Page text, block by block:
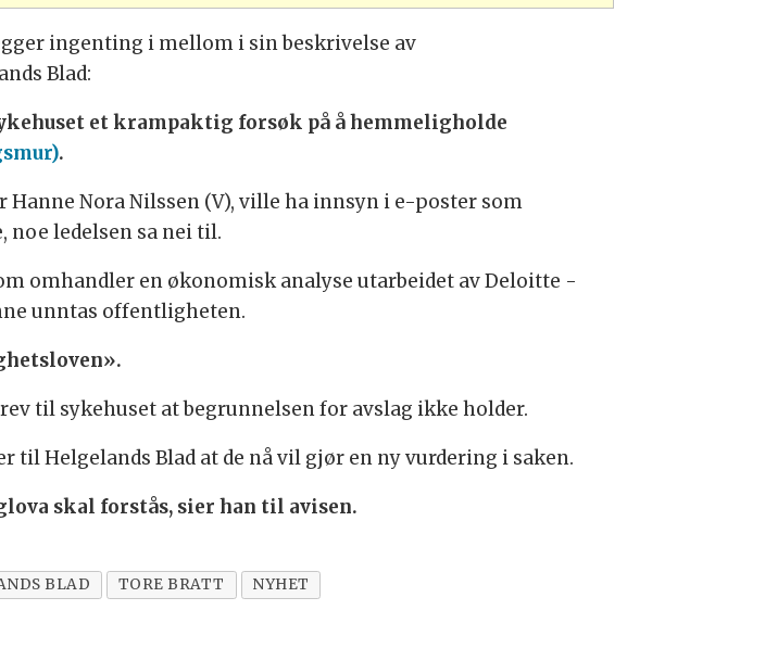
ingenting i mellom i sin beskrivelse av
Blad:
et krampaktig forsøk på å hemmeligholde
.
Nora Nilssen (V), ville ha innsyn i e-poster som
noe ledelsen sa nei til.
omhandler en økonomisk analyse utarbeidet av Deloitte -
unntas offentligheten.
til sykehuset at begrunnelsen for avslag ikke holder.
Helgelands Blad at de nå vil gjør en ny vurdering i saken.
skal forstås, sier han til avisen.
BLAD TORE BRATT NYHET